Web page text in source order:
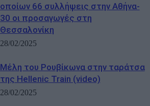
οποίων 66 συλλήψεις στην Αθήνα-
30 οι προσαγωγές στη
Θεσσαλονίκη
28/02/2025
Μέλη του Ρουβίκωνα στην ταράτσα
της Hellenic Train (video)
28/02/2025